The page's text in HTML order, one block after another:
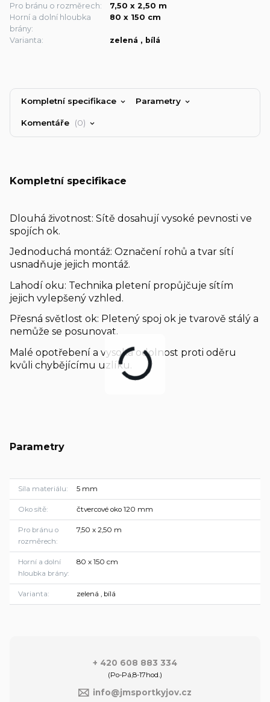
Pro bránu o rozměrech:
7,50 x 2,50 m
Horní a dolní hloubka
brány:
80 x 150 cm
Varianta: zelená , bílá
Kompletní specifikace Parametry
Komentáře 0
Kompletní specifikace
Dlouhá životnost: Sítě dosahují vysoké pevnosti ve
spojích ok.
Jednoduchá montáž: Označení rohů a tvar sítí
usnadňuje jejich montáž.
Lahodí oku: Technika pletení propůjčuje sítím
jejich vylepšený vzhled.
Přesná světlost ok: Pletený spoj ok je tvarově stálý a
nemůže se posunovat.
Malé opotřebení a vysoká odolnost proti oděru
kvůli chybějícímu uzlíku.
Parametry
Síla materiálu 5 mm
Oko sítě čtvercové oko 120 mm
Pro bránu o
rozměrech
7,50 x 2,50 m
Horní a dolní
hloubka brány
80 x 150 cm
Varianta zelená , bílá
+ 420 608 883 334
(Po-Pá,8-17hod.)
info@jmsportkyjov.cz